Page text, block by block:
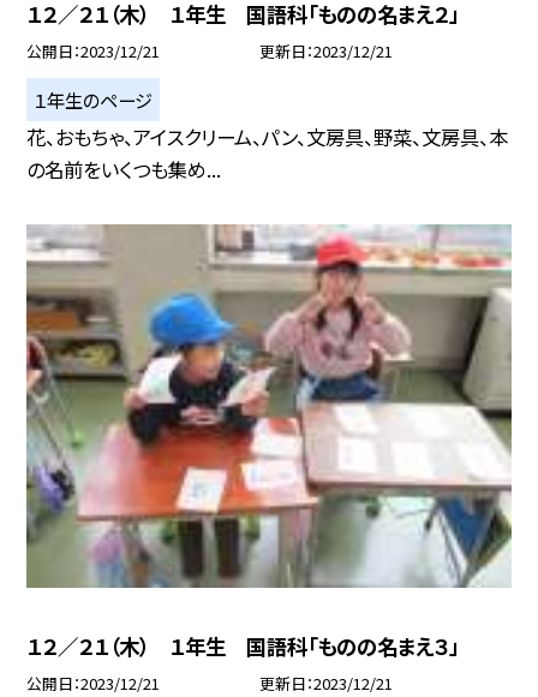
１２／２１（木） １年生 国語科「ものの名まえ２」
公開日 2023/12/21 更新日 2023/12/21
１年生のページ
花、おもちゃ、アイスクリーム、パン、文房具、野菜、文房具、本
の名前をいくつも集め...
１２／２１（木） １年生 国語科「ものの名まえ３」
公開日 2023/12/21 更新日 2023/12/21